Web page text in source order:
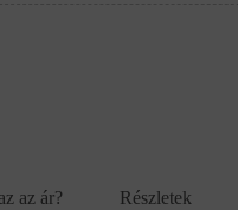
az ár? Részletek